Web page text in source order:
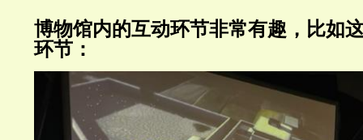
博物馆内的互动环节非常有趣，比如
环节：